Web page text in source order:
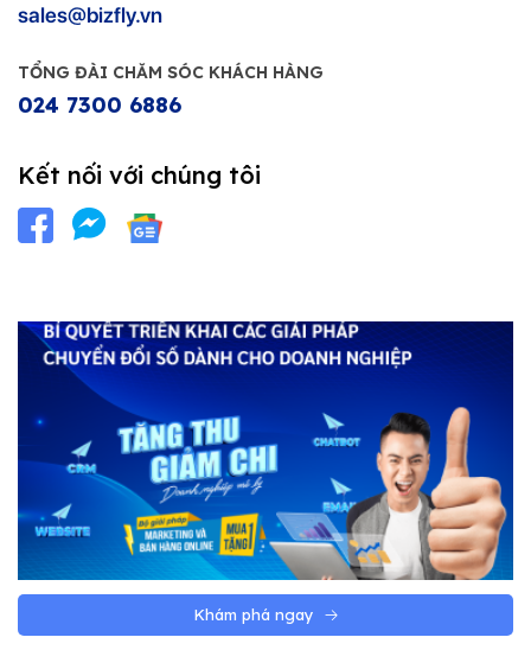
sales@bizfly.vn
TỔNG ĐÀI CHĂM SÓC KHÁCH HÀNG
024 7300 6886
Kết nối với chúng tôi
Khám phá ngay